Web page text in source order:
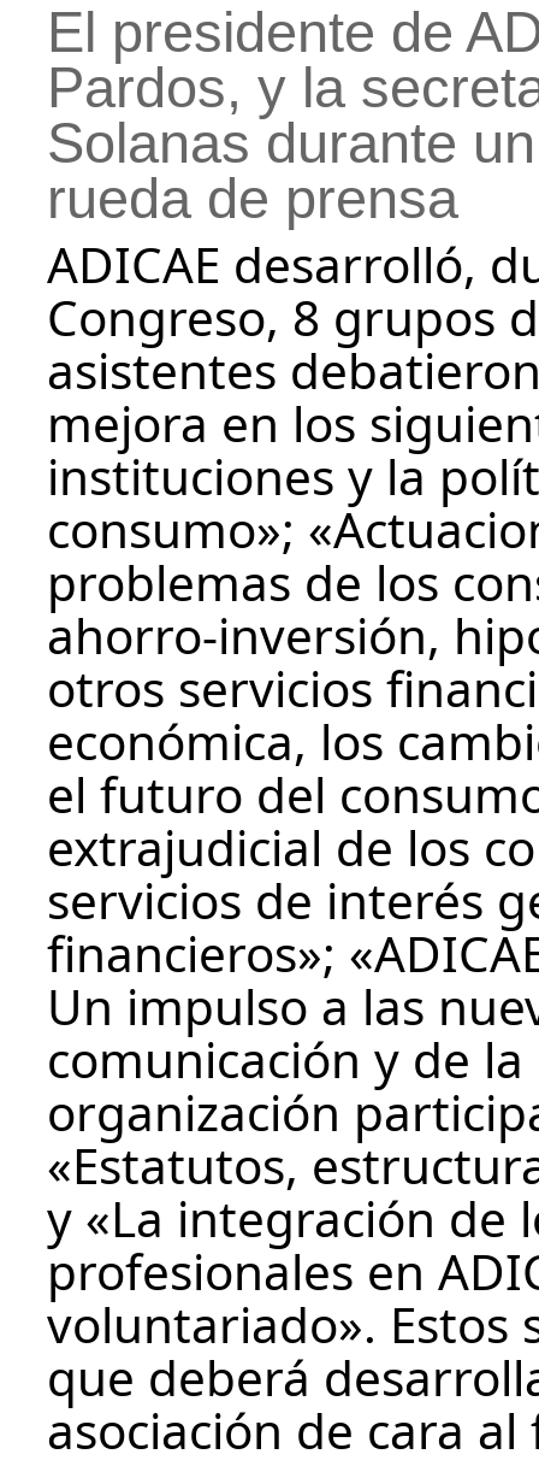
El presidente de
Pardos, y la
Solanas durante
rueda de prensa
ADICAE desarrolló,
Congreso, 8 grupos
asistentes
mejora en los
instituciones y la
consumo»;
problemas de los
ahorro-inversión,
otros servicios
económica, los
el futuro del
extrajudicial de los
servicios de interés
financieros»;
Un impulso a las
comunicación y de
organización
«Estatutos,
y «La integración de
profesionales en
voluntariado». Estos
que deberá
asociación de cara